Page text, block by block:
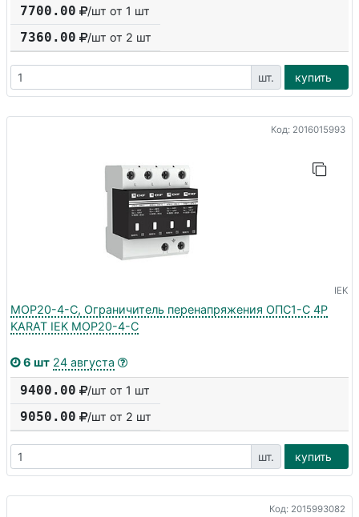
7700.00 /шт от 1 шт
7360.00 /шт от 2 шт
шт. купить
Код: 2016015993
IEK
MOP20-4-C, Ограничитель перенапряжения ОПС1-C 4P
KARAT IEK MOP20-4-C
6 шт 24 августа
9400.00 /шт от 1 шт
9050.00 /шт от 2 шт
шт. купить
Код: 2015993082